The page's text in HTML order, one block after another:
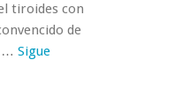
tiroides con
de
… Sigue